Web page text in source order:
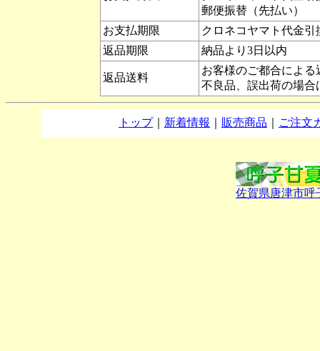
郵便振替（先払い）
お支払期限
クロネコヤマト代金
返品期限
納品より3日以内
返品送料
お客様のご都合によ
不良品、誤出荷の場
トップ｜ 新着情報 販売商品 ご注文
佐賀県唐津市呼